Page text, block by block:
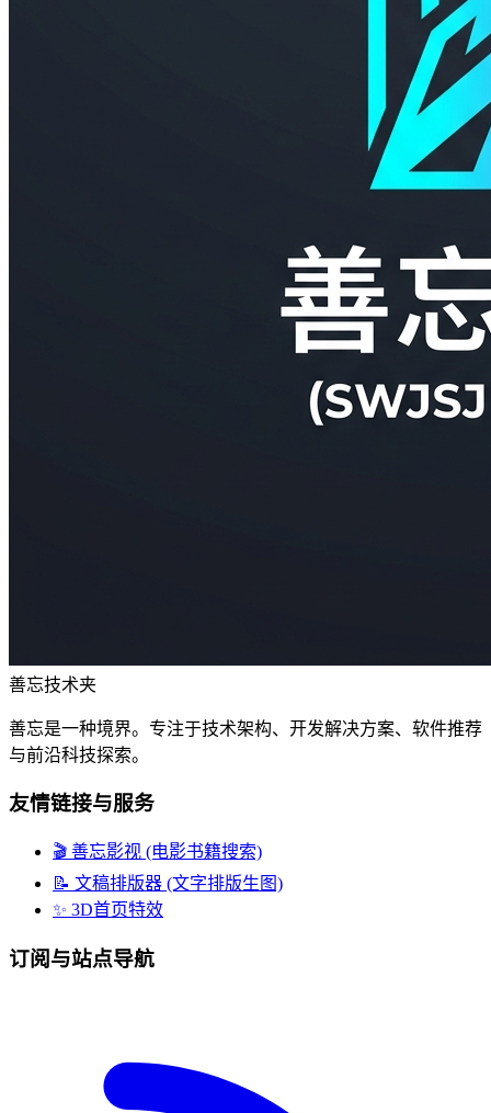
善忘技术夹
善忘是一种境界。专注于技术架构、开发解决方案、软件推荐
与前沿科技探索。
友情链接与服务
🎬 善忘影视 (电影书籍搜索)
📝 文稿排版器 (文字排版生图)
✨ 3D首页特效
订阅与站点导航